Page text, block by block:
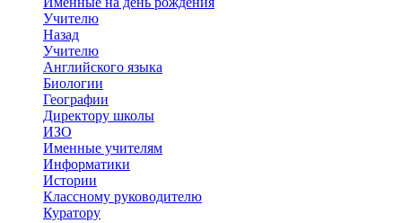
Учителю
Назад
Учителю
Английского языка
Биологии
Географии
Директору школы
ИЗО
Именные учителям
Информатики
Истории
Классному руководителю
Куратору